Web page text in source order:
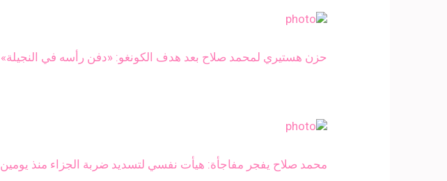
حزن هستيري لمحمد صلاح بعد هدف الكونغو: «دفن رأسه في النجيلة»
محمد صلاح يفجر مفاجأة: هيأت نفسي لتسديد ضربة الجزاء منذ يومين